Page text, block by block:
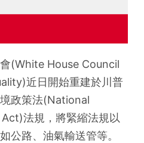
(White House Council
近日開始重建於川普
政策法(National
法規，將緊縮法規以
公路、油氣輸送管等。